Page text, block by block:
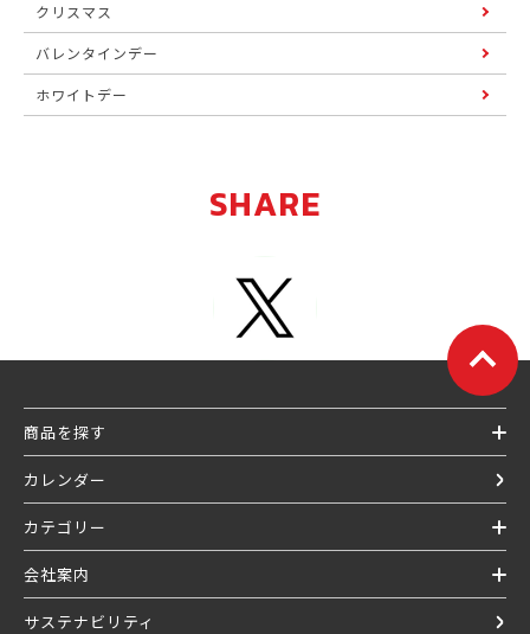
クリスマス
バレンタインデー
ホワイトデー
SHARE
商品を探す
カレンダー
カテゴリー
会社案内
サステナビリティ